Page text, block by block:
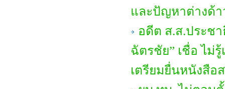
และปัญหาต่างด้า
อดีต ส.ส.ประช
ฉัตรชัย” เชื่อ ไม่
เตรียมยื่นหนังสือ